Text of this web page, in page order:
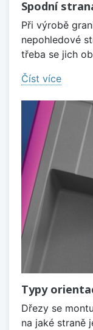
Spodní
Při výrobě
nepohledové
třeba se jich
Číst více
Typy
Dřezy se
na jaké straně